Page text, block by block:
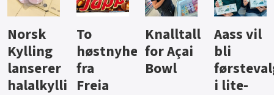
Knalltall
for Açai
Bowl
Aass vil
bli
førstevalg
i lite-
Brus og
jus fra
Berentsen
Hard
iste fra
Hansa